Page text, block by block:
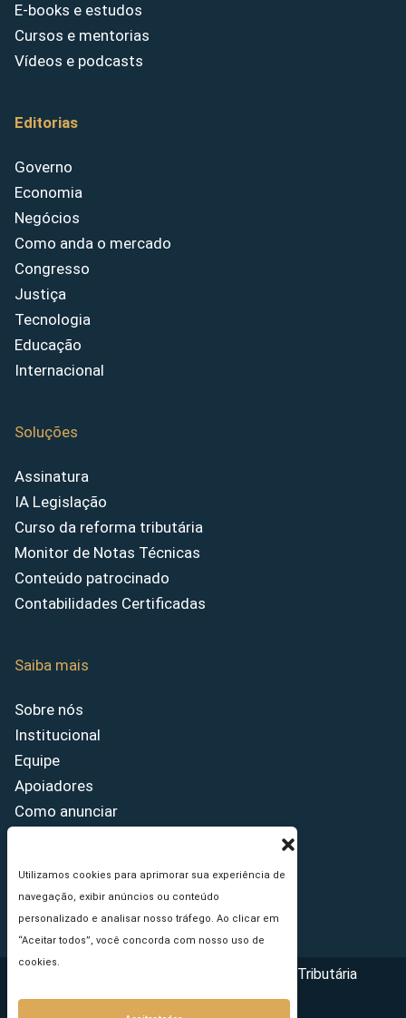
Utilizamos cookies para aprimorar sua experiência de
navegação, exibir anúncios ou conteúdo
personalizado e analisar nosso tráfego. Ao clicar em
“Aceitar todos”, você concorda com nosso uso de
cookies.
E-books e estudos
Cursos e mentorias
Vídeos e podcasts
Editorias
Governo
Economia
Negócios
Como anda o mercado
Congresso
Justiça
Tecnologia
Educação
Internacional
Soluções
Assinatura
IA Legislação
Curso da reforma tributária
Monitor de Notas Técnicas
Conteúdo patrocinado
Contabilidades Certificadas
Saiba mais
Sobre nós
Institucional
Equipe
Apoiadores
Como anunciar
Princípios Editoriais
Copyright © 2026 - Portal da Reforma Tributária